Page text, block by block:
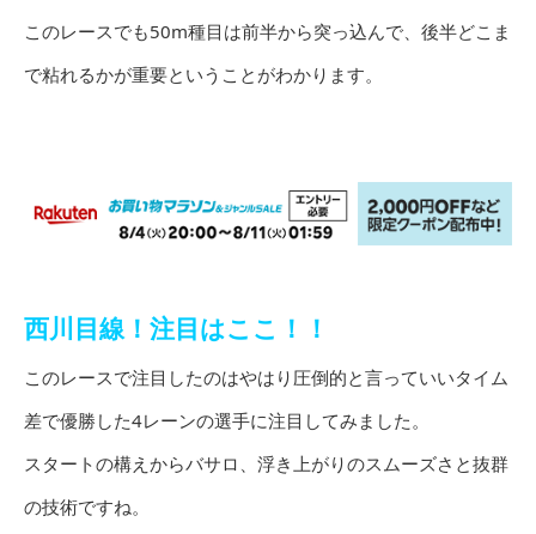
このレースでも50m種目は前半から突っ込んで、後半どこま
で粘れるかが重要ということがわかります。
西川目線！注目はここ！！
このレースで注目したのはやはり圧倒的と言っていいタイム
差で優勝した4レーンの選手に注目してみました。
スタートの構えからバサロ、浮き上がりのスムーズさと抜群
の技術ですね。